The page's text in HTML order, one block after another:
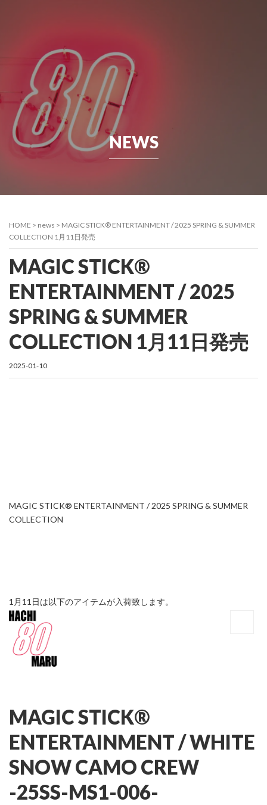
NEWS
HOME > news > MAGIC STICK® ENTERTAINMENT / 2025 SPRING & SUMMER
COLLECTION 1月11日発売
MAGIC STICK®
ENTERTAINMENT / 2025
SPRING & SUMMER
COLLECTION 1月11日発売
2025-01-10
MAGIC STICK® ENTERTAINMENT / 2025 SPRING & SUMMER
COLLECTION
1月11日は以下のアイテムが入荷致します。
MAGIC STICK®
ENTERTAINMENT /WHITE
SNOW CAMO CREW
-25SS-MS1-006-